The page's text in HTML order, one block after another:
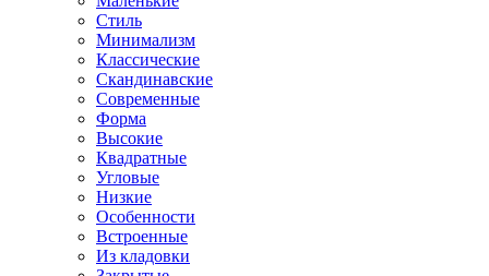
Стиль
Минимализм
Классические
Скандинавские
Современные
Форма
Высокие
Квадратные
Угловые
Низкие
Особенности
Встроенные
Из кладовки